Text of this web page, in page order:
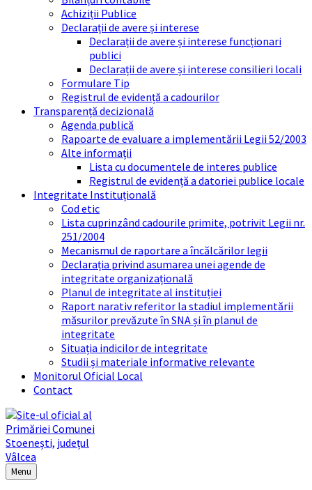
Achiziții Publice
Declarații de avere și interese
Declarații de avere și interese funcționari
publici
Declarații de avere și interese consilieri locali
Formulare Tip
Registrul de evidență a cadourilor
Transparență decizională
Agenda publică
Rapoarte de evaluare a implementării Legii 52/2003
Alte informații
Lista cu documentele de interes publice
Registrul de evidență a datoriei publice locale
Integritate Instituțională
Cod etic
Lista cuprinzând cadourile primite, potrivit Legii nr.
251/2004
Mecanismul de raportare a încălcărilor legii
Declarația privind asumarea unei agende de
integritate organizațională
Planul de integritate al instituției
Raport narativ referitor la stadiul implementării
măsurilor prevăzute în SNA și în planul de
integritate
Situația indicilor de integritate
Studii și materiale informative relevante
Monitorul Oficial Local
Contact
Menu